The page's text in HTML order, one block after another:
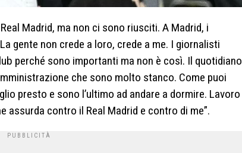
Madrid, ma non ci sono riusciti. A Madrid, i
gente non crede a loro, crede a me. I giornalisti
perché sono importanti ma non è così. Il quotidiano
che sono molto stanco. Come puoi
presto e sono l’ultimo ad andare a dormire. Lavoro
assurda contro il Real Madrid e contro di me”.